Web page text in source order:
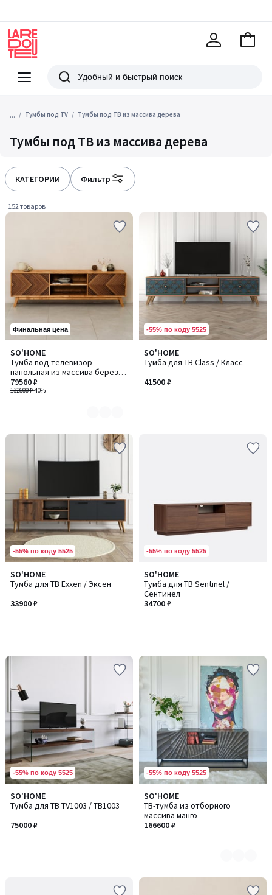
Меню
Redoute
Поиск
В
... Тумбы под TV Тумбы под ТВ из массива дерева
Тумбы под ТВ из массива дерева
КАТЕГОРИИ Фильтр
152 товаров
Финальная цена
SO'HOME
Тумба под телевизор
напольная из массива берёзы
и шпона ореха
132600 ₽-40%
79560 ₽
Количество
цветов:
3
-55% по коду 5525
SO'HOME
Тумба для ТВ Class / Класс
41500 ₽
-55% по коду 5525
SO'HOME
Тумба для ТВ Exxen / Эксен
33900 ₽
-55% по коду 5525
SO'HOME
Тумба для ТВ Sentinel /
Сентинел
34700 ₽
-55% по коду 5525
SO'HOME
Тумба для ТВ TV1003 / ТВ1003
75000 ₽
-55% по коду 5525
SO'HOME
ТВ-тумба из отборного
массива манго
166600 ₽
Количество
цветов:
2